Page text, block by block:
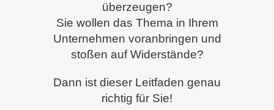
überzeugen?
Sie wollen das Thema in Ihrem
Unternehmen voranbringen und
stoßen auf Widerstände?
Dann ist dieser Leitfaden genau
richtig für Sie!